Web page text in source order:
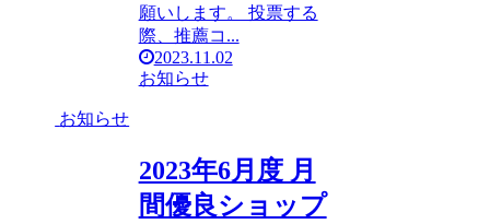
願いします。 投票する
際、推薦コ...
2023.11.02
お知らせ
お知らせ
2023年6月度 月
間優良ショップ